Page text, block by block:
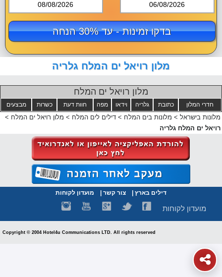
08/08/2026 06/08/2026
בדקו זמינות - עד 30% הנחה
מלון רויאל ים המלח גלריה
מלון רויאל ים המלח
מבצעים כשרות חוות דעת מפה וידאו גלריה כתובת חדרי המלון
מלונות בישראל > מלונות בים המלח > דילים לים המלח > מלון רויאל ים המלח >
רויאל ים המלח גלריה
דילים בארץ צור קשר מועדון לקוחות
מועדון לקוחות
Copyright © 2004 Hotel4u Communications LTD. All rights reserved